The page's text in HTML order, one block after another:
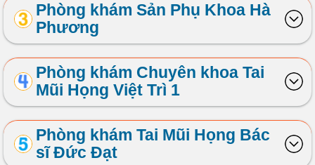
Phòng khám Sản Phụ Khoa Hà
Phương
Phòng khám Chuyên khoa Tai
Mũi Họng Việt Trì 1
Phòng khám Tai Mũi Họng Bác
sĩ Đức Đạt